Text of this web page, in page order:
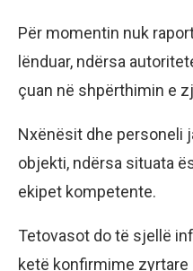
Për momentin nuk
lënduar, ndërsa
çuan në shpërthimin e
Nxënësit dhe personeli
objekti, ndërsa situata
ekipet kompetente.
Tetovasot do të sjellë
ketë konfirmime